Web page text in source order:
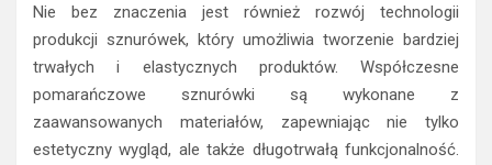
Nie bez znaczenia jest również rozwój technologii
produkcji sznurówek, który umożliwia tworzenie bardziej
trwałych i elastycznych produktów. Współczesne
pomarańczowe sznurówki są wykonane z
zaawansowanych materiałów, zapewniając nie tylko
estetyczny wygląd, ale także długotrwałą funkcjonalność.